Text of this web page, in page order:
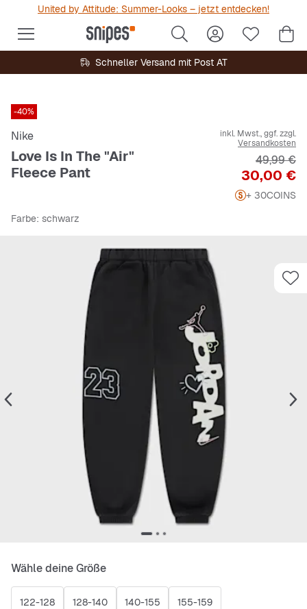
United by Attitude: Summer-Looks – jetzt entdecken!
Schneller Versand mit Post AT
-40%
Nike
Love Is In The "Air"
Fleece Pant
inkl. Mwst., ggf. zzgl.
Versandkosten
Preis
30,00 €
49,99 €
+ 30COINS
Farbe: schwarz
Wähle deine Größe
122-128 128-140 140-155 155-159